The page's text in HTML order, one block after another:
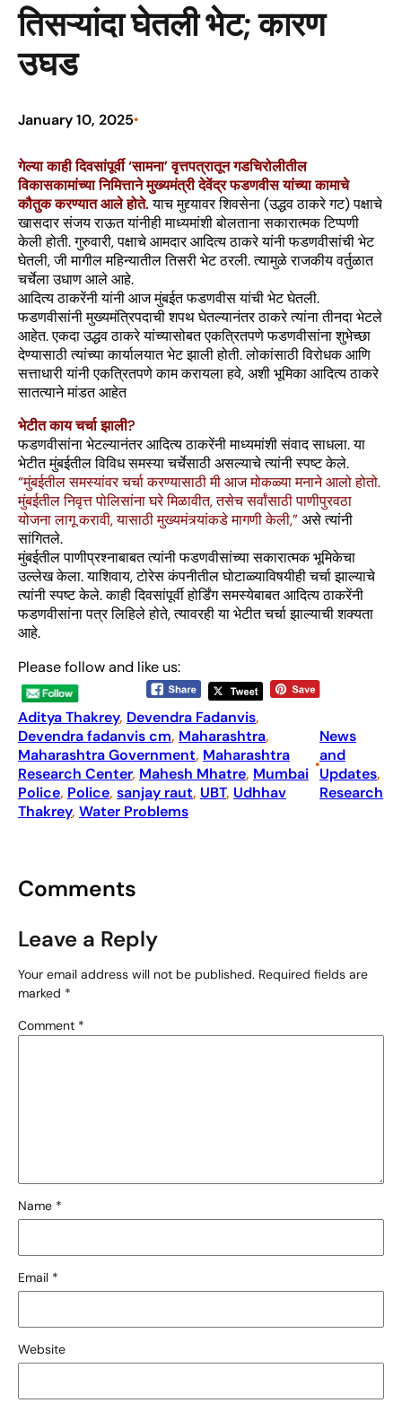
तिसऱ्यांदा घेतली भेट; कारण
उघड
January 10, 2025•
गेल्या काही दिवसांपूर्वी ‘सामना’ वृत्तपत्रातून गडचिरोलीतील
विकासकामांच्या निमित्ताने मुख्यमंत्री देवेंद्र फडणवीस यांच्या कामाचे
कौतुक करण्यात आले होते.याच मुद्द्यावर शिवसेना (उद्धव ठाकरे गट) पक्षाचे
खासदार संजय राऊत यांनीही माध्यमांशी बोलताना सकारात्मक टिप्पणी
केली होती. गुरुवारी, पक्षाचे आमदार आदित्य ठाकरे यांनी फडणवीसांची भेट
घेतली, जी मागील महिन्यातील तिसरी भेट ठरली. त्यामुळे राजकीय वर्तुळात
चर्चेला उधाण आले आहे.
आदित्य ठाकरेंनी यांनी आज मुंबईत फडणवीस यांची भेट घेतली.
फडणवीसांनी मुख्यमंत्रिपदाची शपथ घेतल्यानंतर ठाकरे त्यांना तीनदा भेटले
आहेत. एकदा उद्धव ठाकरे यांच्यासोबत एकत्रितपणे फडणवीसांना शुभेच्छा
देण्यासाठी त्यांच्या कार्यालयात भेट झाली होती. लोकांसाठी विरोधक आणि
सत्ताधारी यांनी एकत्रितपणे काम करायला हवे, अशी भूमिका आदित्य ठाकरे
सातत्याने मांडत आहेत
भेटीत काय चर्चा झाली?
फडणवीसांना भेटल्यानंतर आदित्य ठाकरेंनी माध्यमांशी संवाद साधला. या
भेटीत मुंबईतील विविध समस्या चर्चेसाठी असल्याचे त्यांनी स्पष्ट केले.
“मुंबईतील समस्यांवर चर्चा करण्यासाठी मी आज मोकळ्या मनाने आलो होतो.
मुंबईतील निवृत्त पोलिसांना घरे मिळावीत, तसेच सर्वांसाठी पाणीपुरवठा
योजना लागू करावी, यासाठी मुख्यमंत्र्यांकडे मागणी केली,”असे त्यांनी
सांगितले.
मुंबईतील पाणीप्रश्नाबाबत त्यांनी फडणवीसांच्या सकारात्मक भूमिकेचा
उल्लेख केला. याशिवाय, टोरेस कंपनीतील घोटाळ्याविषयीही चर्चा झाल्याचे
त्यांनी स्पष्ट केले. काही दिवसांपूर्वी होर्डिंग समस्येबाबत आदित्य ठाकरेंनी
फडणवीसांना पत्र लिहिले होते, त्यावरही या भेटीत चर्चा झाल्याची शक्यता
आहे.
Please follow and like us:
Aditya Thakrey, Devendra Fadanvis
Devendra fadanvis cm, Maharashtra
Maharashtra Government, Maharashtra
Research Center, Mahesh Mhatre, Mumbai
Police, Police, sanjay raut, UBT, Udhhav
Thakrey, Water Problems
•
News
and
Updates
Research
Comments
Leave a Reply
Your email address will not be published. Required fields are
marked *
Comment *
Name *
Email *
Website